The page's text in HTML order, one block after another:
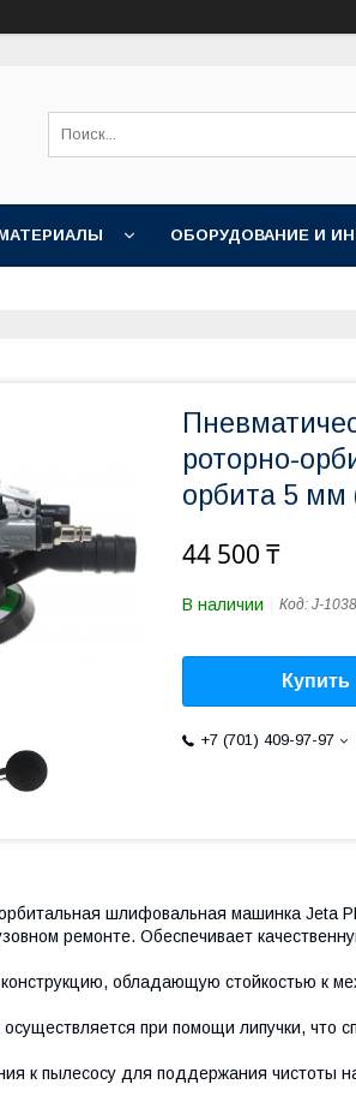
ОБОРУДОВАНИЕ И
роторно-
орбита 5 мм
44 500 ₸
В наличии Код: J-
Купить
+7 (701) 409-97-97
шлифовальная машинка Jeta
ремонте. Обеспечивает
обладающую стойкостью к
при помощи липучки, что
к пылесосу для поддержания чистоты